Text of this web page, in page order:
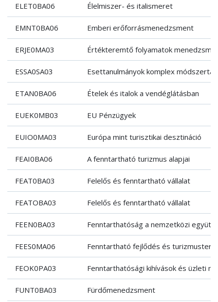
ELET0BA06 Élelmiszer- és italismeret
EMNT0BA06 Emberi erőforrásmenedzsment
ERJE0MA03 Értékteremtő folyamatok
ESSA0SA03 Esettanulmányok komplex
ETAN0BA06 Ételek és italok a vendéglátásban
EUEK0MB03 EU Pénzügyek
EUIO0MA03 Európa mint turisztikai desztináció
FEAI0BA06 A fenntartható turizmus alapjai
FEAT0BA03 Felelős és fenntartható vállalat
FEATOBA03 Felelős és fenntartható vállalat
FEEN0BA03 Fenntarthatóság a nemzetközi
FEES0MA06 Fenntartható fejlődés és
FEOK0PA03 Fenntarthatósági kihívások és üzleti
FUNT0BA03 Fürdőmenedzsment